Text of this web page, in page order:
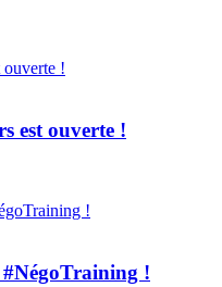
est ouverte !
#NégoTraining !